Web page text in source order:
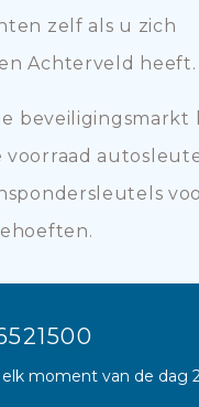
zelf als u zich
Achterveld heeft.
beveiligingsmarkt
voorraad
moment van de dag